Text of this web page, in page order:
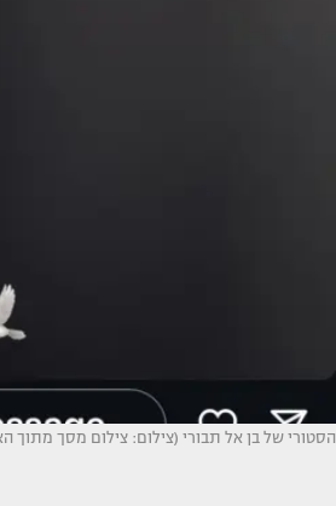
הסטורי של בן אל תבורי (צילום: צילום מסך מתוך